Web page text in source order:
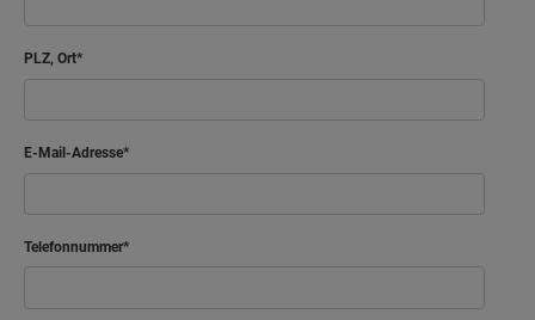
PLZ, Ort
E-Mail-Adresse
Telefonnummer